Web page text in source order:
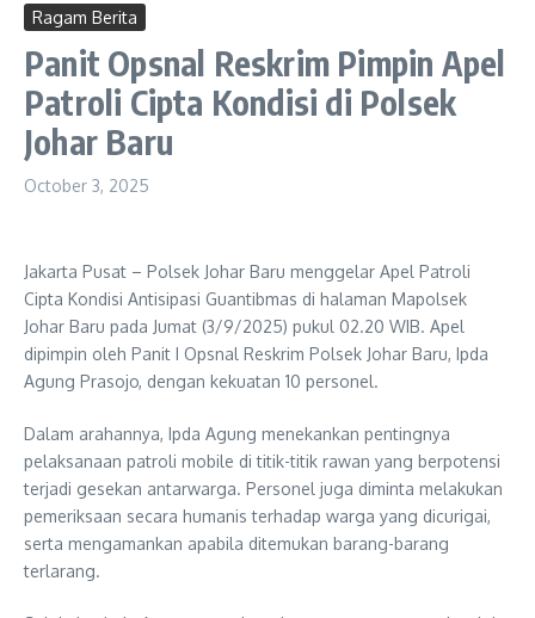
Ragam Berita
Panit Opsnal Reskrim Pimpin Apel
Patroli Cipta Kondisi di Polsek
Johar Baru
October 3, 2025
Jakarta Pusat – Polsek Johar Baru menggelar Apel Patroli
Cipta Kondisi Antisipasi Guantibmas di halaman Mapolsek
Johar Baru pada Jumat (3/9/2025) pukul 02.20 WIB. Apel
dipimpin oleh Panit I Opsnal Reskrim Polsek Johar Baru, Ipda
Agung Prasojo, dengan kekuatan 10 personel.
Dalam arahannya, Ipda Agung menekankan pentingnya
pelaksanaan patroli mobile di titik-titik rawan yang berpotensi
terjadi gesekan antarwarga. Personel juga diminta melakukan
pemeriksaan secara humanis terhadap warga yang dicurigai,
serta mengamankan apabila ditemukan barang-barang
terlarang.